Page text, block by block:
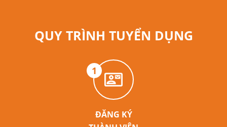
QUY TRÌNH TUYỂN DỤNG
1
ĐĂNG KÝ